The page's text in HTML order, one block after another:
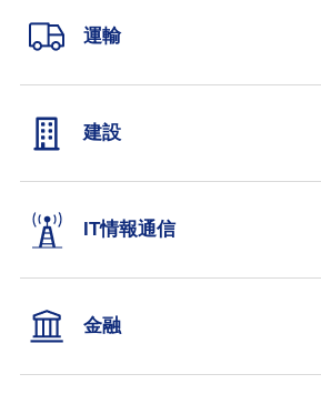
運輸
建設
IT情報通信
金融